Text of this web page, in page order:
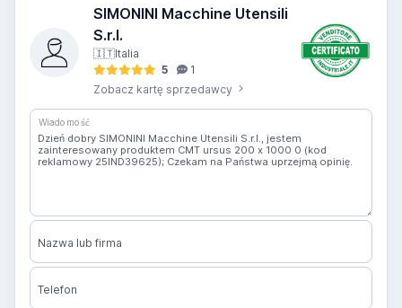
SIMONINI Macchine Utensili
S.r.l.
🇮🇹Italia
5
1
Zobacz kartę sprzedawcy
Wiadomość
Nazwa lub firma
Telefon